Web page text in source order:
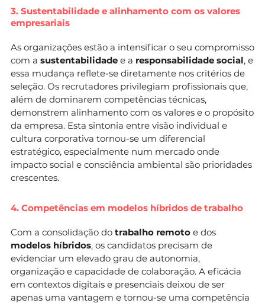
3. Sustentabilidade e alinhamento com os valores
empresariais
As organizações estão a intensificar o seu compromisso
com a sustentabilidade e a responsabilidade social, e
essa mudança reflete-se diretamente nos critérios de
seleção. Os recrutadores privilegiam profissionais que,
além de dominarem competências técnicas,
demonstrem alinhamento com os valores e o propósito
da empresa. Esta sintonia entre visão individual e
cultura corporativa tornou-se um diferencial
estratégico, especialmente num mercado onde
impacto social e consciência ambiental são prioridades
crescentes.
4. Competências em modelos híbridos de trabalho
Com a consolidação do trabalho remoto e dos
modelos híbridos, os candidatos precisam de
evidenciar um elevado grau de autonomia,
organização e capacidade de colaboração. A eficácia
em contextos digitais e presenciais deixou de ser
apenas uma vantagem e tornou-se uma competência